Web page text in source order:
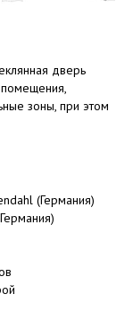
дверь
помещения,
зоны, при этом
(Германия)